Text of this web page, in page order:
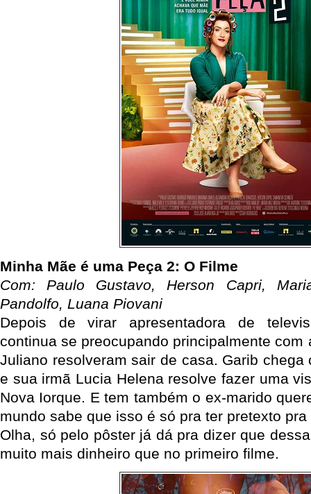
Minha Mãe é uma Peça 2: O Filme
Com: Paulo Gustavo, Herson Capri,
Pandolfo, Luana Piovani
Depois de virar apresentadora de
continua se preocupando principalmente com
Juliano resolveram sair de casa. Garib chega
e sua irmã Lucia Helena resolve fazer uma
Nova Iorque. E tem também o ex-marido
mundo sabe que isso é só pra ter pretexto
Olha, só pelo pôster já dá pra dizer que
muito mais dinheiro que no primeiro filme.